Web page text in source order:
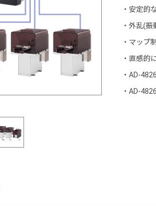
・ 安定的
・ 外乱(振
・ マップ
・ 直感的
・ AD-
・ AD-